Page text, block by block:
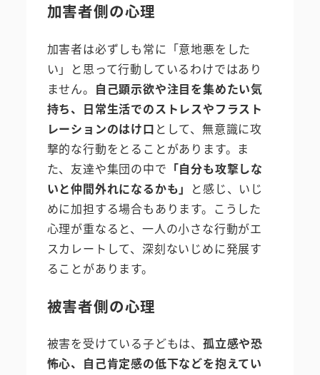
加害者側の心理
加害者は必ずしも常に「意地悪をした
い」と思って行動しているわけではあり
ません。 自己顕示欲や注目を集めたい気
持ち、日常生活でのストレスやフラスト
レーションのはけ口 として、無意識に攻
撃的な行動をとることがあります。ま
た、友達や集団の中で 「自分も攻撃しな
いと仲間外れになるかも」 と感じ、いじ
めに加担する場合もあります。こうした
心理が重なると、一人の小さな行動がエ
スカレートして、深刻ないじめに発展す
ることがあります。
被害者側の心理
被害を受けている子どもは、 孤立感や恐
怖心、自己肯定感の低下などを抱えてい